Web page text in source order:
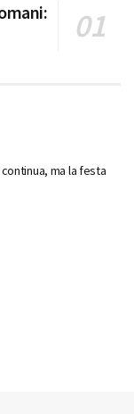
ma la festa